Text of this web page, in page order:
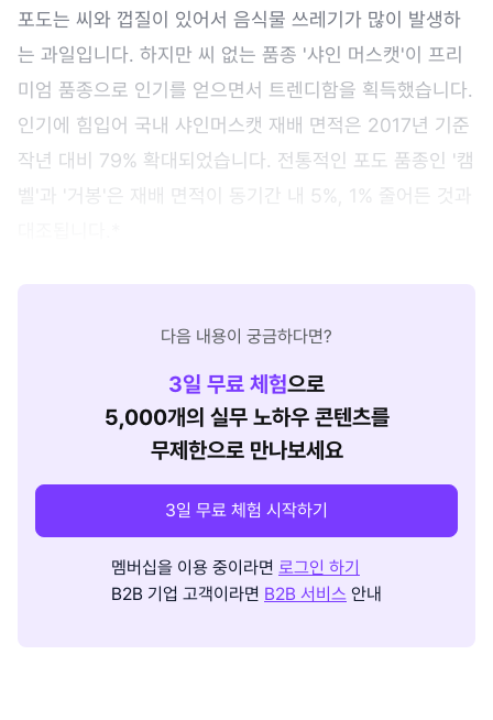
포도는 씨와 껍질이 있어서 음식물 쓰레기가 많이 발생하
는 과일입니다. 하지만 씨 없는 품종 '샤인 머스캣'이 프리
미엄 품종으로 인기를 얻으면서 트렌디함을 획득했습니다.
인기에 힘입어 국내 샤인머스캣 재배 면적은 2017년 기준
작년 대비 79% 확대되었습니다. 전통적인 포도 품종인 '캠
벨'과 '거봉'은 재배 면적이 동기간 내 5%, 1% 줄어든 것과
다음 내용이 궁금하다면?
3일 무료 체험으로
5,000개의 실무 노하우 콘텐츠를
무제한으로 만나보세요
3일 무료 체험 시작하기
멤버십을 이용 중이라면 로그인 하기
B2B 기업 고객이라면 B2B 서비스 안내